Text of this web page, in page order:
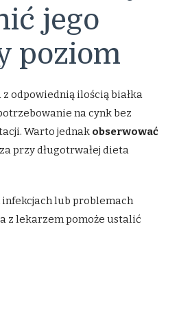
jego
poziom
odpowiednią ilością białka
na cynk bez
Warto jednak obserwować
przy długotrwałej dieta
infekcjach lub problemach
z lekarzem pomoże ustalić